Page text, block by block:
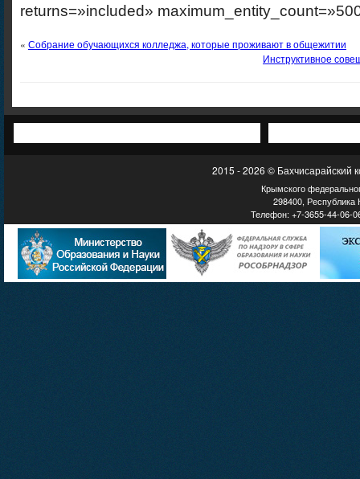
returns=»included»
« Собрание обучающихся колледжа, которые проживают в общежитии
Инструктивное
2015 - 2026 © Бахчисарайский
Крымского
298400, Республика
Телефон: +7-3655-44-06-